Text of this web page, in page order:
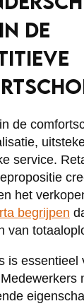
DE
de
service.
het
begrijpen
van
is essentieel